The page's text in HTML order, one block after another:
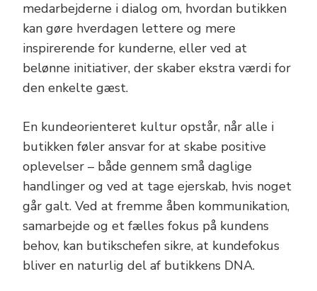
medarbejderne i dialog om, hvordan butikken
kan gøre hverdagen lettere og mere
inspirerende for kunderne, eller ved at
belønne initiativer, der skaber ekstra værdi for
den enkelte gæst.
En kundeorienteret kultur opstår, når alle i
butikken føler ansvar for at skabe positive
oplevelser – både gennem små daglige
handlinger og ved at tage ejerskab, hvis noget
går galt. Ved at fremme åben kommunikation,
samarbejde og et fælles fokus på kundens
behov, kan butikschefen sikre, at kundefokus
bliver en naturlig del af butikkens DNA.